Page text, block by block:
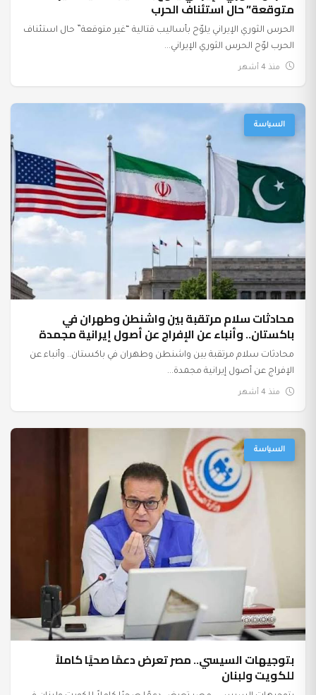
متوقعة” حال استئناف الحرب
الحرس الثوري الإيراني يلوّح بأساليب قتالية “غير متوقعة” حال استئناف
الحرب لوّح الحرس الثوري الإيراني...
منذ 4 أشهر
السياسة
محادثات سلام مرتقبة بين واشنطن وطهران في
باكستان.. وأنباء عن الإفراج عن أصول إيرانية مجمدة
محادثات سلام مرتقبة بين واشنطن وطهران في باكستان.. وأنباء عن
الإفراج عن أصول إيرانية مجمدة...
منذ 4 أشهر
السياسة
بتوجيهات السيسي.. مصر تعرض دعمًا صحيًا كاملاً
للكويت ولبنان